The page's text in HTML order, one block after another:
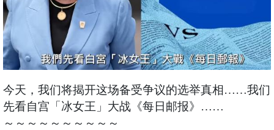
今天，我们将揭开这场备受争议的选举真相……我们
先看自宫「冰女王」大战《每日邮报》……
～～～～～～～～～～